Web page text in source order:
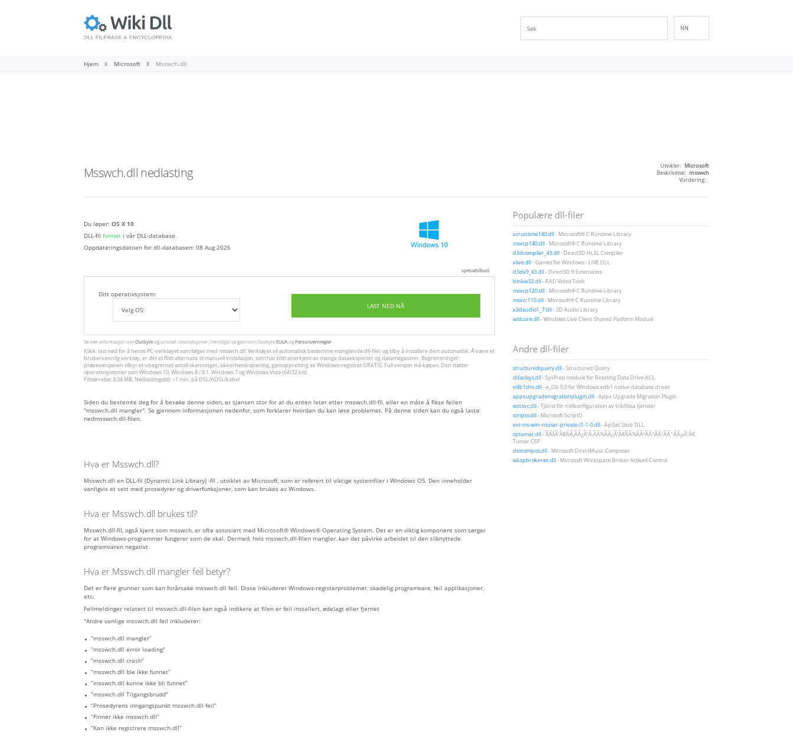
NL
NN
Hjem Microsoft Msswch.dll
Msswch.dll nedlasting Utvikler: Microsoft
Beskrivelse: msswch
Vurdering:
Du løper: OS X 10
DLL-fil funnet i vår DLL-database.
Oppdateringsdatoen for dll-databasen: 08 Aug 2026
spesialtilbud
Ditt operativsystem:
LAST NED NÅ
Se mer informasjon omOutbyteog unistall :instruksjoner. Vennligst se gjennom OutbyteEULAogPersonvernregler
Klikk: last ned for å hente PC-verktøyet som følger med msswch.dll. Verktøyet vil automatisk bestemme manglende dll-filer og tilby å installere dem automatisk. Å være et
brukervennlig verktøy, er det et flott alternativ til manuell installasjon, som har blitt anerkjent av mange dataeksperter og datamagasiner. Begrensninger:
prøveversjonen tilbyr et ubegrenset antall skanninger, sikkerhetskopiering, gjenoppretting av Windows-registret GRATIS. Full versjon må kjøpes. Den støtter
operativsystemer som Windows 10, Windows 8 / 8.1, Windows 7 og Windows Vista (64/32 bit).
Filstørrelse: 3,04 MB, Nedlastingstid: <1 min. på DSL/ADSL/kabel
Siden du bestemte deg for å besøke denne siden, er sjansen stor for at du enten leter etter msswch.dll-fil, eller en måte å fikse feilen
"msswch.dll mangler". Se gjennom informasjonen nedenfor, som forklarer hvordan du kan løse problemet. På denne siden kan du også laste
nedmsswch.dll-filen.
Hva er Msswch.dll?
Msswch.dll en DLL-fil (Dynamic Link Library) -fil , utviklet av Microsoft, som er referert til viktige systemfiler i Windows OS. Den inneholder
vanligvis et sett med prosedyrer og driverfunksjoner, som kan brukes av Windows.
Hva er Msswch.dll brukes til?
Msswch.dll-fil, også kjent som msswch, er ofte assosiert med Microsoft® Windows® Operating System. Det er en viktig komponent som sørger
for at Windows-programmer fungerer som de skal. Dermed, hvis msswch.dll-filen mangler, kan det påvirke arbeidet til den tilknyttede
programvaren negativt
Hva er Msswch.dll mangler feil betyr?
Det er flere grunner som kan forårsake msswch.dll feil. Disse inkluderer Windows-registerproblemer, skadelig programvare, feil applikasjoner,
etc.
Feilmeldinger relatert til msswch.dll-filen kan også indikere at filen er feil installert, ødelagt eller fjernet
"Andre vanlige msswch.dll feil inkluderer:
“msswch.dll mangler”
“msswch.dll error loading”
“msswch.dll crash”
“msswch.dll ble ikke funnet”
“msswch.dll kunne ikke bli funnet”
“msswch.dll Tilgangsbrudd”
“Prosedyrens inngangspunkt msswch.dll feil”
“Finner ikke msswch.dll”
“Kan ikke registrere msswch.dll”
Populære dll-filer
vcruntime140.dll- Microsoft® C Runtime Library
msvcp140.dll- Microsoft® C Runtime Library
d3dcompiler_43.dll- Direct3D HLSL Compiler
xlive.dll- Games for Windows - LIVE DLL
d3dx9_43.dll- Direct3D 9 Extensions
binkw32.dll- RAD Video Tools
msvcp120.dll- Microsoft® C Runtime Library
msvcr110.dll- Microsoft® C Runtime Library
x3daudio1_7.dll- 3D Audio Library
wldcore.dll- Windows Live Client Shared Platform Module
Andre dll-filer
structuredquery.dll- Structured Query
ddaclsys.dll- SysPrep module for Reseting Data Drive ACL
edb1drv.dll- e_Db 5.0 for Windows edb1 native database driver
appxupgrademigrationplugin.dll- Appx Upgrade Migration Plugin
wzcsvc.dll- Tjänst för nollkonfiguration av trådlösa tjänster
scripto.dll- Microsoft ScriptO
ext-ms-win-ntuser-private-l1-1-0.dll- ApiSet Stub DLL
cptumar.dll- ÃÂšÃ‘Â€ÃÂ¸ÃÂ¿Ã‘Â‚ÃÂ¾ÃÂ¿Ã‘Â€ÃÂ¾ÃÂ²ÃÂ°ÃÂ¹ÃÂ´ÃÂµÃ‘Â€
Tumar CSP
dmcompos.dll- Microsoft DirectMusic Composer
wkspbrokerax.dll- Microsoft Workspace Broker ActiveX Control